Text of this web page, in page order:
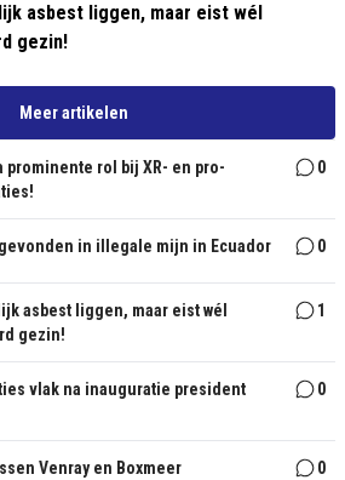
asbest liggen, maar eist wél
gezin!
Meer artikelen
prominente rol bij XR- en pro-
0
in illegale mijn in Ecuador 0
asbest liggen, maar eist wél
gezin!
1
vlak na inauguratie president
0
Venray en Boxmeer 0